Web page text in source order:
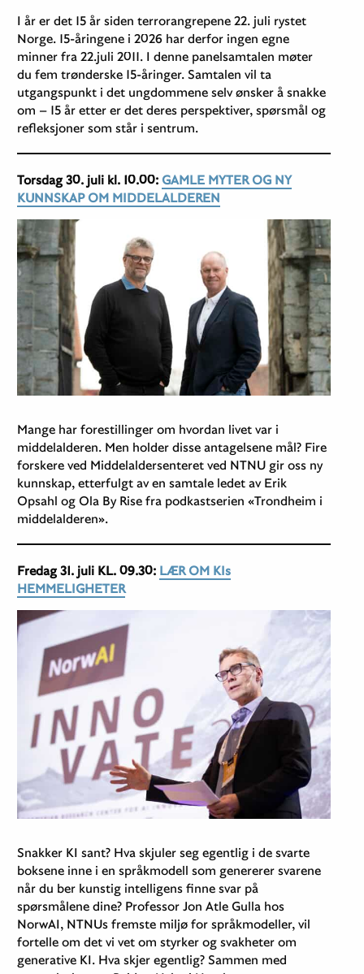
I år er det 15 år siden terrorangrepene 22. juli rystet
Norge. 15-åringene i 2026 har derfor ingen egne
minner fra 22.juli 2011. I denne panelsamtalen møter
du fem trønderske 15-åringer. Samtalen vil ta
utgangspunkt i det ungdommene selv ønsker å snakke
om – 15 år etter er det deres perspektiver, spørsmål og
refleksjoner som står i sentrum.
Torsdag 30. juli kl. 10.00: GAMLE MYTER OG NY
KUNNSKAP OM MIDDELALDEREN
Mange har forestillinger om hvordan livet var i
middelalderen. Men holder disse antagelsene mål? Fire
forskere ved Middelaldersenteret ved NTNU gir oss ny
kunnskap, etterfulgt av en samtale ledet av Erik
Opsahl og Ola By Rise fra podkastserien «Trondheim i
middelalderen».
Fredag 31. juli KL. 09.30: LÆR OM KIs
HEMMELIGHETER
Snakker KI sant? Hva skjuler seg egentlig i de svarte
boksene inne i en språkmodell som genererer svarene
når du ber kunstig intelligens finne svar på
spørsmålene dine? Professor Jon Atle Gulla hos
NorwAI, NTNUs fremste miljø for språkmodeller, vil
fortelle om det vi vet om styrker og svakheter om
generative KI. Hva skjer egentlig? Sammen med